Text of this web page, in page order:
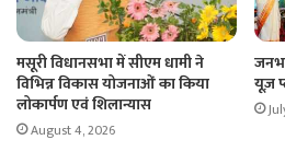
मसूरी विधानसभा में सीएम धामी ने
विभिन्न विकास योजनाओं का किया
लोकार्पण एवं शिलान्यास
August 4, 2026
यूज़